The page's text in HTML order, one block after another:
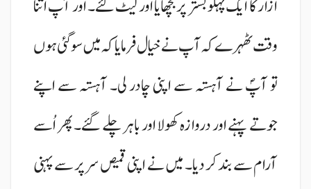
ازار کا ایک پہلو بستر پر بچھایا اور لیٹ گئے۔ اور آپ اتنا
وقت ٹھہرے کہ آپ نے خیال فرمایا کہ میں سو گئی ہوں
تو آپؐ نے آہستہ سے اپنی چادر لی۔ آہستہ سے اپنے
جوتے پہنے اور دروازہ کھولا اور باہر چلے گئے۔ پھر اُسے
آرام سے بند کر دیا۔ میں نے اپنی قمیص سر پر سے پہنی